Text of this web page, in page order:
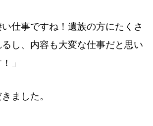
い仕事ですね！遺族の方にたくさ
し、内容も大変な仕事だと思い
」
ました。